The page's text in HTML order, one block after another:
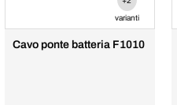
varianti
Cavo ponte batteria F1010